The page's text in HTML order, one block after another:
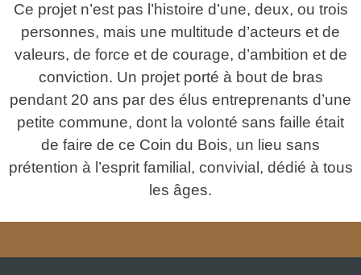
Ce projet n’est pas l’histoire d’une, deux, ou trois
personnes, mais une multitude d’acteurs et de
valeurs, de force et de courage, d’ambition et de
conviction. Un projet porté à bout de bras
pendant 20 ans par des élus entreprenants d’une
petite commune, dont la volonté sans faille était
de faire de ce Coin du Bois, un lieu sans
prétention à l’esprit familial, convivial, dédié à tous
les âges.